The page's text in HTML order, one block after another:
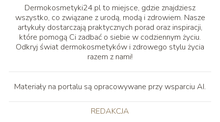
Dermokosmetyki24.pl to miejsce, gdzie znajdziesz
wszystko, co związane z urodą, modą i zdrowiem. Nasze
artykuły dostarczają praktycznych porad oraz inspiracji,
które pomogą Ci zadbać o siebie w codziennym życiu.
Odkryj świat dermokosmetyków i zdrowego stylu życia
razem z nami!
Materiały na portalu są opracowywane przy wsparciu AI.
REDAKCJA